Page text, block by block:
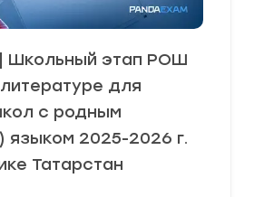
Школьный этап РОШ
для
с родным
языком 2025-2026 г.
Татарстан